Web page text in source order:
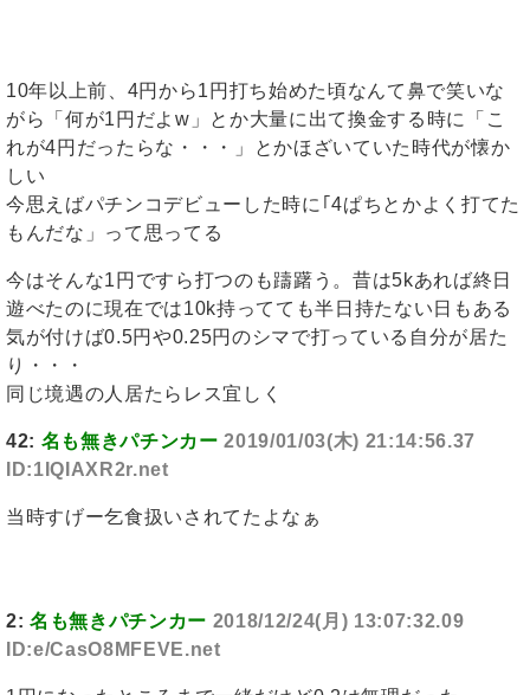
10年以上前、4円から1円打ち始めた頃なんて鼻で笑いな
がら「何が1円だよw」とか大量に出て換金する時に「こ
れが4円だったらな・・・」とかほざいていた時代が懐か
しい
今思えばパチンコデビューした時に｢4ぱちとかよく打てた
もんだな」って思ってる
今はそんな1円ですら打つのも躊躇う。昔は5kあれば終日
遊べたのに現在では10k持ってても半日持たない日もある
気が付けば0.5円や0.25円のシマで打っている自分が居た
り・・・
同じ境遇の人居たらレス宜しく
42: 名も無きパチンカー 2019/01/03(木) 21:14:56.37
ID:1IQIAXR2r.net
当時すげー乞食扱いされてたよなぁ
2: 名も無きパチンカー 2018/12/24(月) 13:07:32.09
ID:e/CasO8MFEVE.net